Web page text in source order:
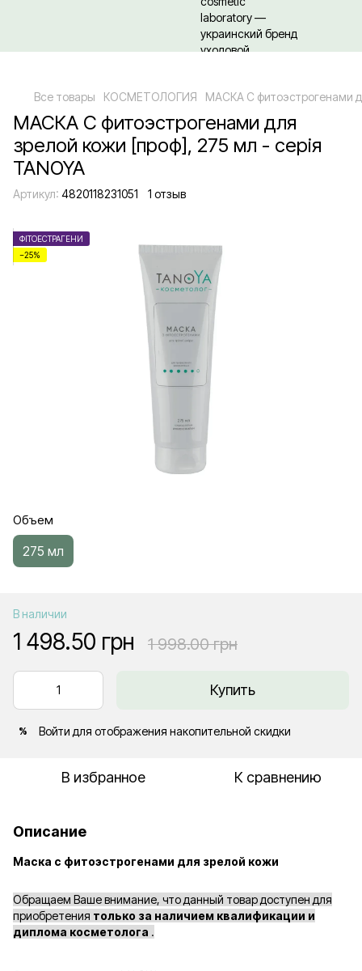
Все товары КОСМЕТОЛОГИЯ МАСКА С фитоэстрогенами
МАСКА С фитоэстрогенами для
зрелой кожи [проф], 275 мл - серія
TANOYA
Артикул: 4820118231051 1 отзыв
ФІТОЕСТРАГЕНИ
−25%
Объем
275 мл
В наличии
1 498.50 грн 1 998.00 грн
Купить
% Войти для отображения накопительной скидки
В избранное К сравнению
Описание
Маска с фитоэстрогенами для зрелой кожи
Обращаем Ваше внимание, что данный товар доступен для
приобретения только за наличием квалификации и
диплома косметолога .